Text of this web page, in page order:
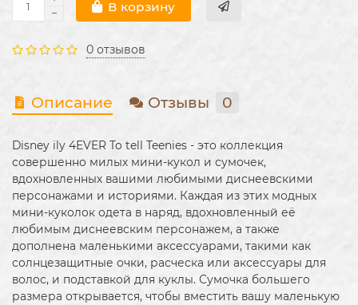
В корзину
0 отзывов
Описание Отзывы 0
Disney ily 4EVER To tell Teenies - это коллекция
совершенно милых мини-кукол и сумочек,
вдохновленных вашими любимыми диснеевскими
персонажами и историями. Каждая из этих модных
мини-куколок одета в наряд, вдохновленный её
любимым диснеевским персонажем, а также
дополнена маленькими аксессуарами, такими как
солнцезащитные очки, расческа или аксессуары для
волос, и подставкой для куклы. Сумочка большего
размера открывается, чтобы вместить вашу маленькую